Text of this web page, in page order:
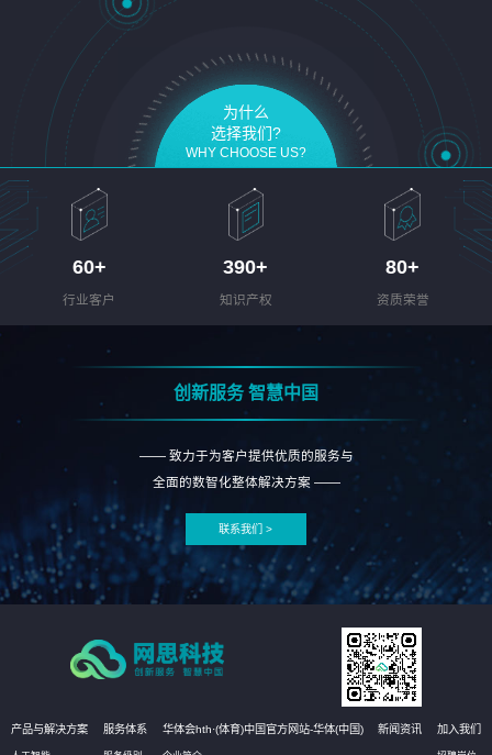
为什么
选择我们?
WHY CHOOSE US?
60+
行业客户
390+
知识产权
80+
资质荣誉
创新服务 智慧中国
—— 致力于为客户提供优质的服务与
全面的数智化整体解决方案 ——
联系我们 >
产品与解决方案 服务体系 华体会hth·(体育)中国官方网站-华体(中国) 新闻资讯 加入我们